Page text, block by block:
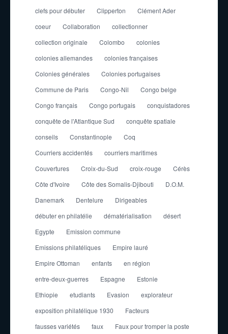
clefs pour débuter
Clipperton
Clément Ader
coeur
Collaboration
collectionner
collection originale
Colombo
colonies
colonies allemandes
colonies françaises
Colonies générales
Colonies portugaises
Commune de Paris
Congo-Nil
Congo belge
Congo français
Congo portugais
conquistadores
conquête de l'Atlantique Sud
conquête spatiale
conseils
Constantinople
Coq
Courriers accidentés
courriers maritimes
Couvertures
Croix-du-Sud croix-rouge
Cérès
Côte d'Ivoire
Côte des Somalis-Djibouti
D.O.M.
Danemark
Dentelure
Dirigeables
débuter en philatélie
dématérialisation
désert
Egypte
Emission commune
Emissions philatéliques
Empire lauré
Empire Ottoman
enfants
en région
entre-deux-guerres
Espagne
Estonie
Ethiopie
etudiants Evasion
explorateur
exposition philatélique 1930
Facteurs
fausses variétés
faux Faux pour tromper la poste